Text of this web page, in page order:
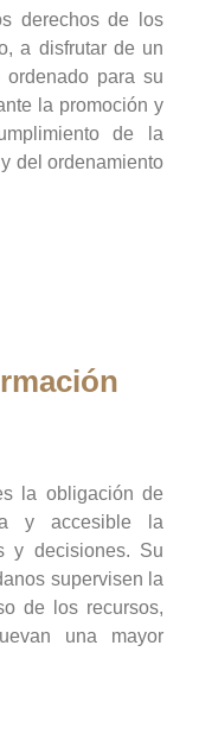
derechos de los
a disfrutar de un
para su
la promoción y
de la
del ordenamiento
la obligación de
y accesible la
y decisiones. Su
supervisen la
de los recursos,
una mayor